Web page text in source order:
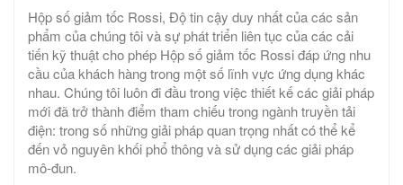
Hộp số giảm tốc Rossi, Độ tin cậy duy nhất của các sản
phẩm của chúng tôi và sự phát triển liên tục của các cải
tiến kỹ thuật cho phép Hộp số giảm tốc Rossi đáp ứng nhu
cầu của khách hàng trong một số lĩnh vực ứng dụng khác
nhau. Chúng tôi luôn đi đầu trong việc thiết kế các giải pháp
mới đã trở thành điểm tham chiếu trong ngành truyền tải
điện: trong số những giải pháp quan trọng nhất có thể kể
đến vỏ nguyên khối phổ thông và sử dụng các giải pháp
mô-đun.